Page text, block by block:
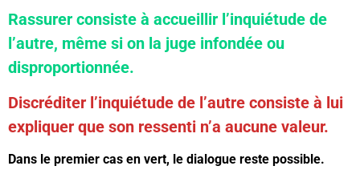
Rassurer consiste à accueillir l’inquiétude de
l’autre, même si on la juge infondée ou
disproportionnée.
Discréditer l’inquiétude de l’autre consiste à lui
expliquer que son ressenti n’a aucune valeur.
Dans le premier cas en vert, le dialogue reste possible.